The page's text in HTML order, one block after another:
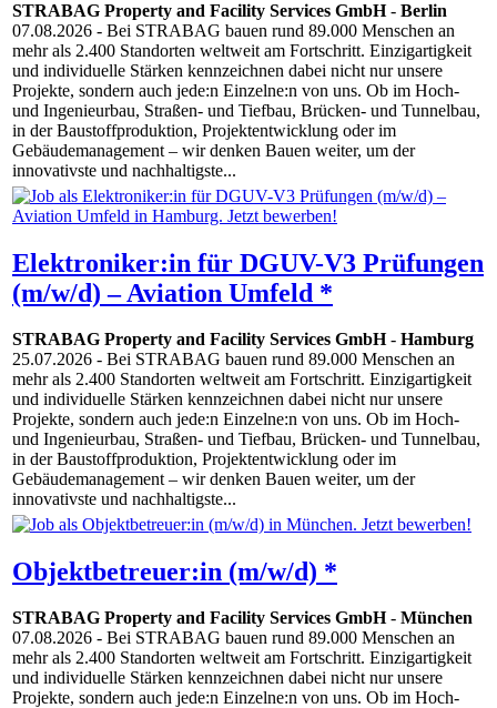
STRABAG Property and Facility Services GmbH- Berlin
07.08.2026 - Bei STRABAG bauen rund 89.000 Menschen an
mehr als 2.400 Standorten weltweit am Fortschritt. Einzigartigkeit
und individuelle Stärken kennzeichnen dabei nicht nur unsere
Projekte, sondern auch jede:n Einzelne:n von uns. Ob im Hoch-
und Ingenieurbau, Straßen- und Tiefbau, Brücken- und Tunnelbau,
in der Baustoffproduktion, Projektentwicklung oder im
Gebäudemanagement – wir denken Bauen weiter, um der
innovativste und nachhaltigste...
Elektroniker:in für DGUV-V3 Prüfungen
(m/w/d) – Aviation Umfeld *
STRABAG Property and Facility Services GmbH- Hamburg
25.07.2026 - Bei STRABAG bauen rund 89.000 Menschen an
mehr als 2.400 Standorten weltweit am Fortschritt. Einzigartigkeit
und individuelle Stärken kennzeichnen dabei nicht nur unsere
Projekte, sondern auch jede:n Einzelne:n von uns. Ob im Hoch-
und Ingenieurbau, Straßen- und Tiefbau, Brücken- und Tunnelbau,
in der Baustoffproduktion, Projektentwicklung oder im
Gebäudemanagement – wir denken Bauen weiter, um der
innovativste und nachhaltigste...
Objektbetreuer:in (m/w/d) *
STRABAG Property and Facility Services GmbH- München
07.08.2026 - Bei STRABAG bauen rund 89.000 Menschen an
mehr als 2.400 Standorten weltweit am Fortschritt. Einzigartigkeit
und individuelle Stärken kennzeichnen dabei nicht nur unsere
Projekte, sondern auch jede:n Einzelne:n von uns. Ob im Hoch-